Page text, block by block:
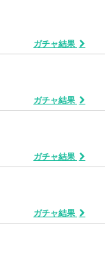
ガチャ結果
ガチャ結果
ガチャ結果
ガチャ結果